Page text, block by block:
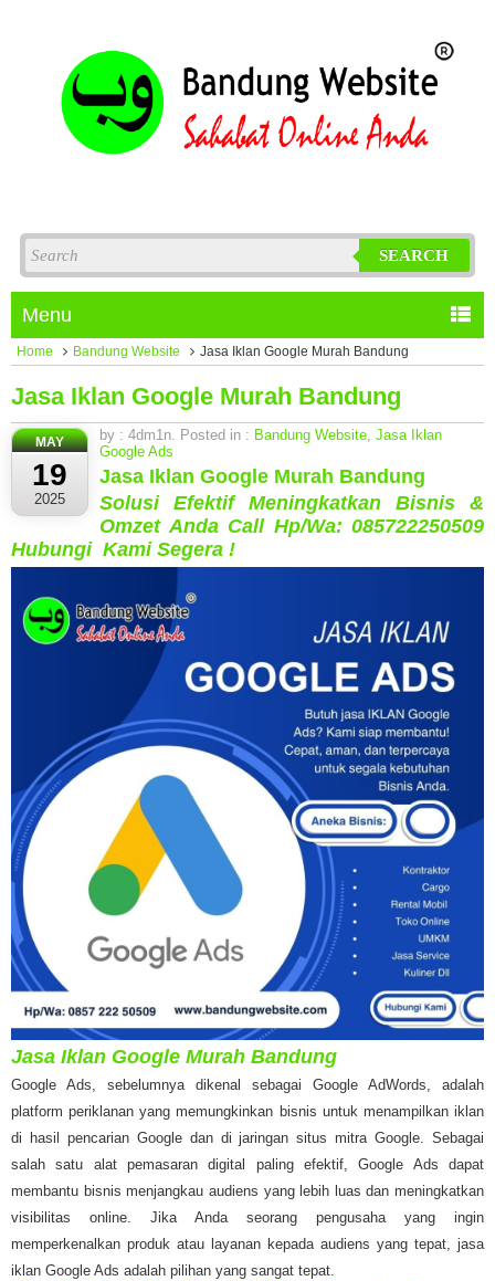
SEARCH
Menu
Home Bandung Website Jasa Iklan Google Murah Bandung
Jasa Iklan Google Murah Bandung
MAY
19
2025
by : 4dm1n. Posted in : Bandung Website, Jasa Iklan
Google Ads
Jasa Iklan Google Murah Bandung
Solusi Efektif Meningkatkan Bisnis &
Omzet Anda Call Hp/Wa: 085722250509
Hubungi Kami Segera !
Jasa Iklan Google Murah Bandung
Google Ads, sebelumnya dikenal sebagai Google AdWords, adalah
platform periklanan yang memungkinkan bisnis untuk menampilkan iklan
di hasil pencarian Google dan di jaringan situs mitra Google. Sebagai
salah satu alat pemasaran digital paling efektif, Google Ads dapat
membantu bisnis menjangkau audiens yang lebih luas dan meningkatkan
visibilitas online. Jika Anda seorang pengusaha yang ingin
memperkenalkan produk atau layanan kepada audiens yang tepat, jasa
iklan Google Ads adalah pilihan yang sangat tepat.